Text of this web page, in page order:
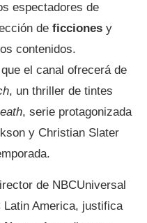
espectadores de
de ficciones y
contenidos.
el canal ofrecerá de
, un thriller de tintes
, serie protagonizada
y Christian Slater
de NBCUniversal
Latin America, justifica